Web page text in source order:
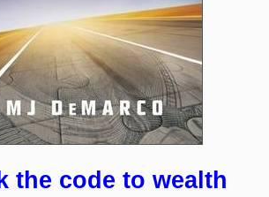
the code to wealth